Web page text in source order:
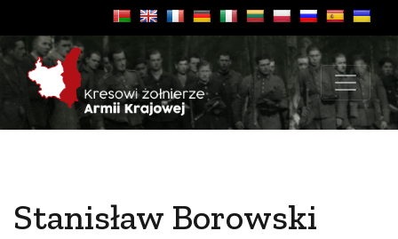
Stanisław Borowski